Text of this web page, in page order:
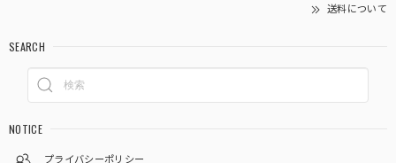
送料について
SEARCH
NOTICE
プライバシーポリシー